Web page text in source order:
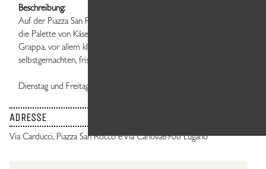
Beschreibung:
Auf der Piazza San Rocco, Via Carducci und Via Canova reicht
die Palette von Käse über Wurstwaren bis hin zu Wein und
Grappa, vor allem kleine Bauernbetriebe bieten ihre
selbstgemachten, frischen Produkte an.
Dienstag und Freitag von 7.30 bis 14.30
ADRESSE
Via Carducci, Piazza San Rocco e Via Canova6900 Lugano